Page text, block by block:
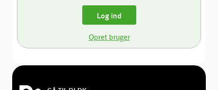
Log ind
Opret bruger